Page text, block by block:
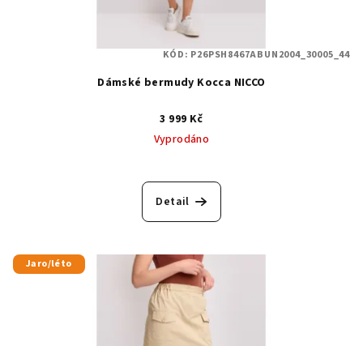
Dámské bermudy Kocca NICCO
3 999 Kč
Vyprodáno
Detail
KÓD: P26PSH8467ABUN2004_30005_44
Jaro/léto